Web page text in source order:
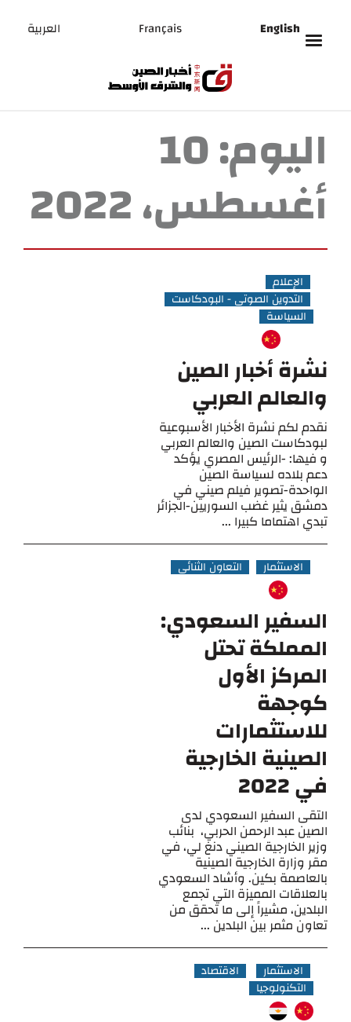
English
Français العربية
اليوم:10
أغسطس، 2022
الإعلام
التدوين الصوتي - البودكاست
السياسة
نشرة أخبار الصين
والعالم العربي
نقدم لكم نشرة الأخبار الأسبوعية
لبودكاست الصين والعالم العربي
و فيها: -الرئيس المصري يؤكد
دعم بلاده لسياسة الصين
الواحدة-تصوير فيلم صيني في
دمشق يثير غضب السوريين-الجزائر
تبدي اهتماما كبيرا ...
الاستثمار التعاون الثنائي
السفير السعودي:
المملكة تحتل
المركز الأول
كوجهة
للاستثمارات
الصينية الخارجية
في 2022
التقى السفير السعودي لدى
الصين عبد الرحمن الحربي، بنائب
وزير الخارجية الصيني دنغ لي، في
مقر وزارة الخارجية الصينية
بالعاصمة بكين. وأشاد السعودي
بالعلاقات المميزة التي تجمع
البلدين، مشيراً إلى ما تحقق من
تعاون مثمر بين البلدين ...
الاستثمار
الاقتصاد
التكنولوجيا